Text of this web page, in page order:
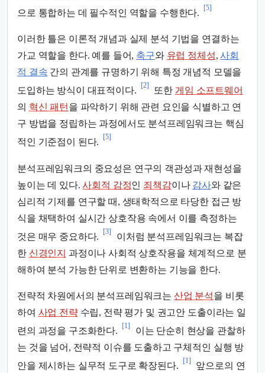
으로 통합하는 데 필수적인 역할을 수행한다.
[5]
이러한 틀은 이론적 개념과 실제 분석 기법을 연결하는
가교 역할을 한다. 예를 들어, 축구와 유럽 정체성,사회
적 결속 간의 관계를 규명하기 위해 특정 개념적 모델을
도입하는 방식이 대표적이다.
[2]
또한 게임 소프트웨어
의 혁신 패턴을 파악하기 위해 관련 요인을 식별하고 연
구 방법을 정립하는 과정에서도 분석프레임워크는 핵심
적인 기준점이 된다.
[5]
분석프레임워크의 중요성은 연구의 객관성과 재현성을
높이는 데 있다.사회적 감정인 죄책감이나 감사와 같은
심리적 기제를 연구할 때, 생태학적으로 타당한 접근 방
식을 채택하여 실시간 상호작용 속에서 이를 측정하는
것은 매우 중요하다.
[3]
이처럼 분석프레임워크는 복잡
한 신경인지
과정이나 사회적 상호작용을 체계적으로 분
해하여 분석 가능한 단위로 변환하는 기능을 한다.
전략적 차원에서의 분석프레임워크는 산업 분석을 비롯
하여 사업 전략수립, 전략 평가 및 권고안 도출이라는 일
련의 과정을 구조화한다.
[1]
이는 단순히 현상을 관찰하
는 것을 넘어, 전략적 이슈를 도출하고 구체적인 실행 방
안을 제시하는 실무적 도구로 확장된다.
[1]
앞으로의 연